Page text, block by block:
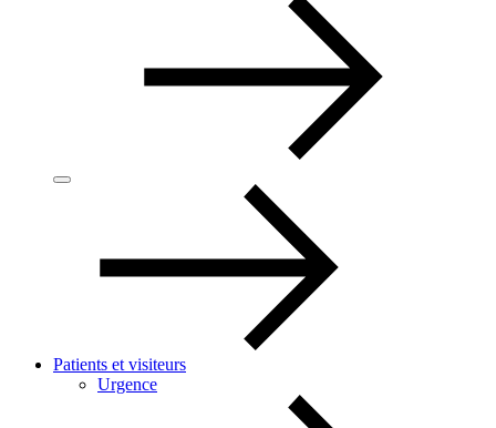
Patients et visiteurs
Urgence